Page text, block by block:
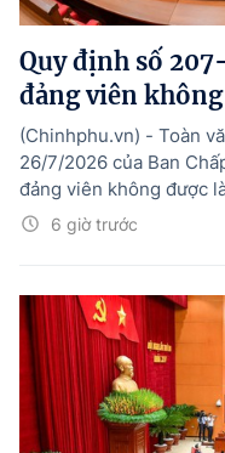
Quy định số
đảng viên
6 giờ trước
(Chinhphu.vn) - Toàn
26/7/2026 của Ban
đảng viên không được